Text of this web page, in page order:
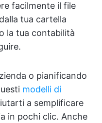
facilmente il file
tua cartella
la tua contabilità
o pianificando
modelli di
a semplificare
in pochi clic. Anche